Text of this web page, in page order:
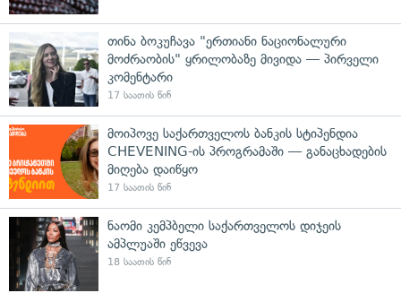
თინა ბოკუჩავა "ერთიანი ნაციონალური
მოძრაობის" ყრილობაზე მივიდა — პირველი
კომენტარი
17 საათის წინ
მოიპოვე საქართველოს ბანკის სტიპენდია
CHEVENING-ის პროგრამაში — განაცხადების
მიღება დაიწყო
17 საათის წინ
ნაომი კემპბელი საქართველოს დიჯეის
ამპლუაში ეწვევა
18 საათის წინ